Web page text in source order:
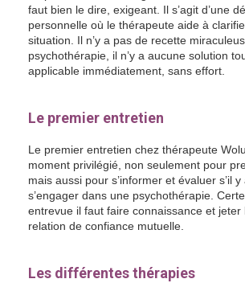
faut bien le dire, exigeant. Il s’agit d’une
personnelle où le thérapeute aide à
situation. Il n’y a pas de recette
psychothérapie, il n’y a aucune solution
applicable immédiatement, sans effort.
Le premier entretien
Le premier entretien chez thérapeute
moment privilégié, non seulement pour
mais aussi pour s’informer et évaluer s’il
s’engager dans une psychothérapie.
entrevue il faut faire connaissance et jeter
relation de confiance mutuelle.
Les différentes thérapies